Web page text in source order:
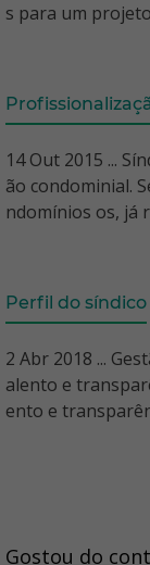
s para um
14 Out 2015 ...
ão condominial.
ndomínios os, já
Perfil do síndico
2 Abr 2018 ...
alento e
ento e
Gostou do